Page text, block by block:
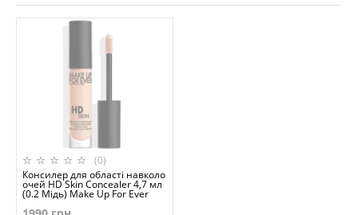
(0)
Консилер для області навколо
очей HD Skin Concealer 4,7 мл
(0.2 Мідь) Make Up For Ever